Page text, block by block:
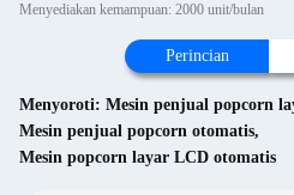
Menyediakan kemampuan: 2000 unit/bulan
Perincian
Menyoroti: Mesin penjual popcorn
Mesin penjual popcorn otomatis,
Mesin popcorn layar LCD otomatis